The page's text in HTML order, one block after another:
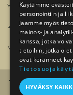
YRITYKSILLE
KIRJAUDU
MEILLE TÖIHIN?​
Tilaus- ja
Käytämme
personointiin ja
Jaamme myös
mainos- ja
kanssa, jotka
tietoihin, jotka
ovat keränneet
HYVÄKSY